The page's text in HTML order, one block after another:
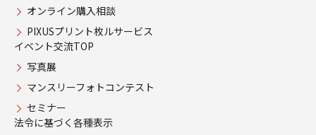
オンライン購入相談
PIXUSプリント枚ルサービス
イベント交流TOP
写真展
マンスリーフォトコンテスト
セミナー
法令に基づく各種表示